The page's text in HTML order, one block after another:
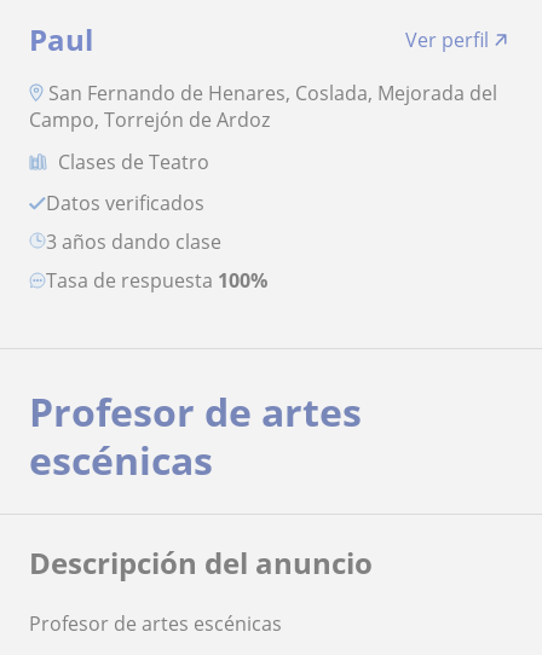
Paul
Ver perfil
San Fernando de Henares, Coslada, Mejorada del
Campo, Torrejón de Ardoz
Clases de Teatro
Datos verificados
3 años dando clase
Tasa de respuesta 100%
Profesor de artes
escénicas
Descripción del anuncio
Profesor de artes escénicas